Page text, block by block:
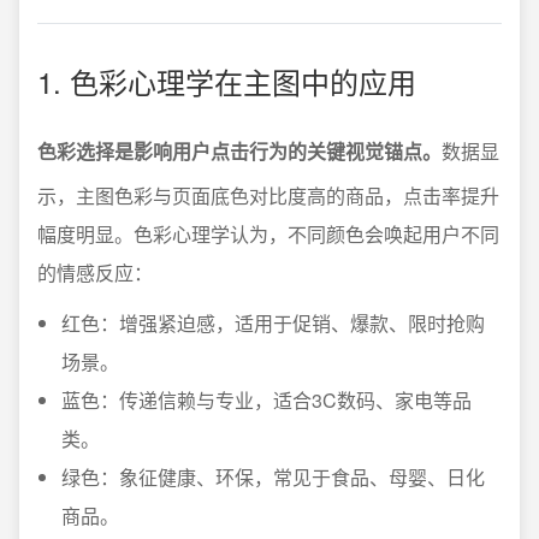
1. 色彩心理学在主图中的应用
色彩选择是影响用户点击行为的关键视觉锚点。 数据显
示，主图色彩与页面底色对比度高的商品，点击率提升
幅度明显。色彩心理学认为，不同颜色会唤起用户不同
的情感反应：
红色：增强紧迫感，适用于促销、爆款、限时抢购
场景。
蓝色：传递信赖与专业，适合3C数码、家电等品
类。
绿色：象征健康、环保，常见于食品、母婴、日化
商品。